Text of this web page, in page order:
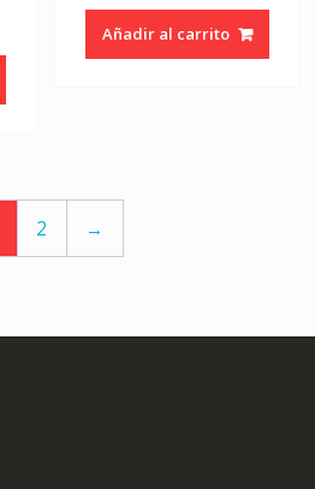
Añadir al carrito
2 →